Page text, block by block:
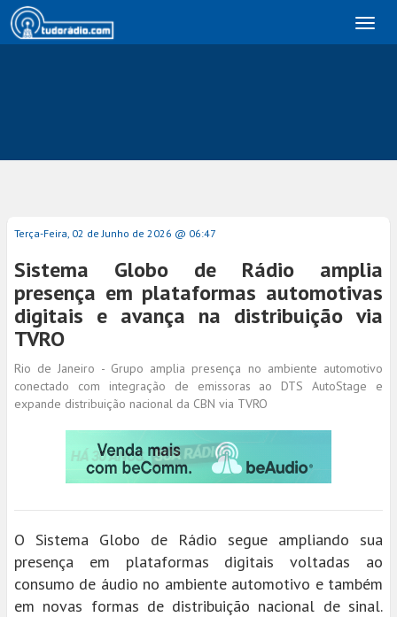
Terça-Feira, 02 de Junho de 2026 @ 06:47
Sistema Globo de Rádio amplia
presença em plataformas automotivas
digitais e avança na distribuição via
TVRO
Rio de Janeiro - Grupo amplia presença no ambiente automotivo
conectado com integração de emissoras ao DTS AutoStage e
expande distribuição nacional da CBN via TVRO
O Sistema Globo de Rádio segue ampliando sua
presença em plataformas digitais voltadas ao
consumo de áudio no ambiente automotivo e também
em novas formas de distribuição nacional de sinal.